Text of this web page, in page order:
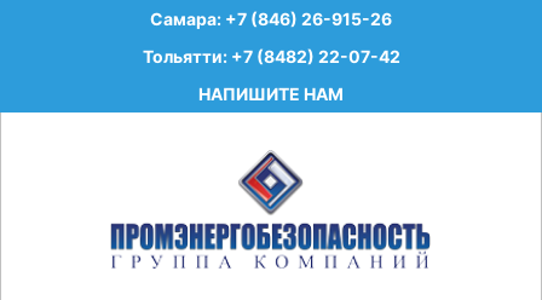
Самара: +7 (846) 26-915-26
Тольятти: +7 (8482) 22-07-42
НАПИШИТЕ НАМ